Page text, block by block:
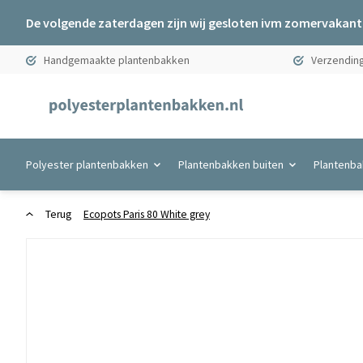
De volgende zaterdagen zijn wij gesloten ivm
Handgemaakte plantenbakken
Polyester plantenbakken Plantenbakken buiten
Terug Ecopots Paris 80 White grey